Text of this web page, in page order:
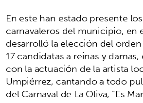
En este han estado presente
carnavaleros del municipio, en
desarrolló la elección del
17 candidatas a reinas y
con la actuación de la artista
Umpiérrez, cantando a todo
del Carnaval de La Oliva, “Es